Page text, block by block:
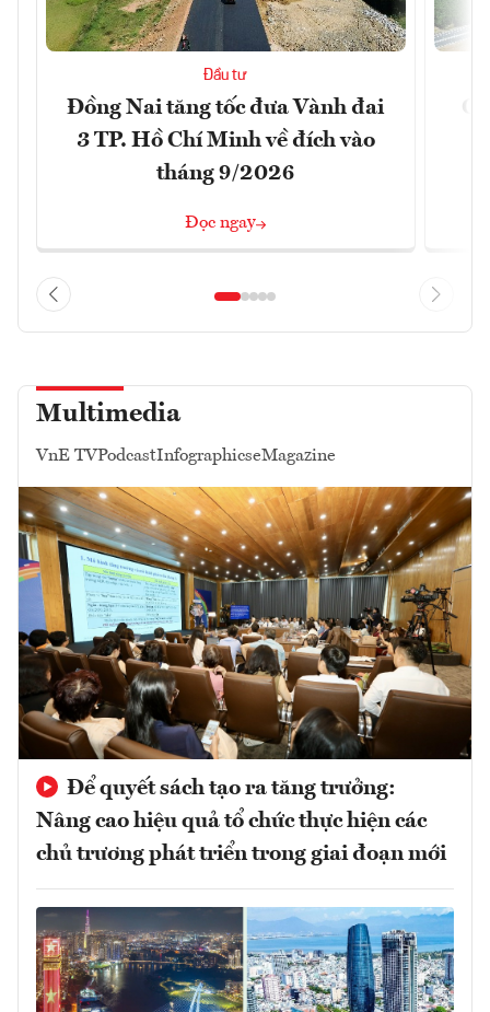
Đầu tư
Đồng Nai tăng tốc đưa Vành đai
3 TP. Hồ Chí Minh về đích vào
tháng 9/2026
Đọc ngay
Multimedia
VnE TVPodcastInfographicseMagazine
Để quyết sách tạo ra tăng trưởng:
Nâng cao hiệu quả tổ chức thực hiện các
chủ trương phát triển trong giai đoạn mới